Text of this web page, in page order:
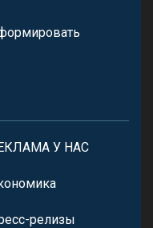
У НАС
релизы